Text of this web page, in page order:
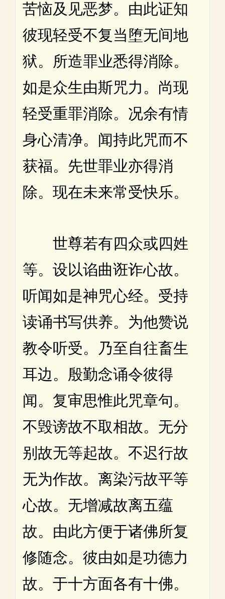
苦恼及见恶梦。由此证知
彼现轻受不复当堕无间地
狱。所造罪业悉得消除。
如是众生由斯咒力。尚现
轻受重罪消除。况余有情
身心清净。闻持此咒而不
获福。先世罪业亦得消
除。现在未来常受快乐。
世尊若有四众或四姓
等。设以谄曲诳诈心故。
听闻如是神咒心经。受持
读诵书写供养。为他赞说
教令听受。乃至自往畜生
耳边。殷勤念诵令彼得
闻。复审思惟此咒章句。
不毁谤故不取相故。无分
别故无等起故。不迟行故
无为作故。离染污故平等
心故。无增减故离五蕴
故。由此方便于诸佛所复
修随念。彼由如是功德力
故。于十方面各有十佛。